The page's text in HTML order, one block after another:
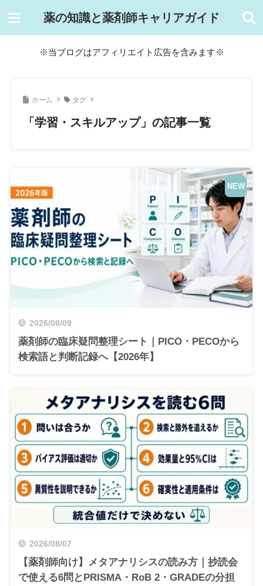
薬の知識と薬剤師キャリアガイド
※当ブログはアフィリエイト広告を含みます※
ホーム タグ
「学習・スキルアップ」の記事一覧
2026/08/09
薬剤師の臨床疑問整理シート｜PICO・PECOから
検索語と判断記録へ【2026年】
NEW
2026/08/07
【薬剤師向け】メタアナリシスの読み方｜抄読会
で使える6問とPRISMA・RoB 2・GRADEの分担